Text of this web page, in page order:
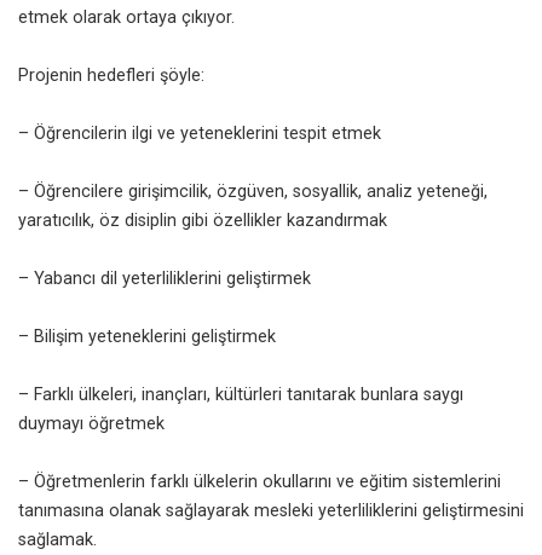
etmek olarak ortaya çıkıyor.
Projenin hedefleri şöyle:
– Öğrencilerin ilgi ve yeteneklerini tespit etmek
– Öğrencilere girişimcilik, özgüven, sosyallik, analiz yeteneği,
yaratıcılık, öz disiplin gibi özellikler kazandırmak
– Yabancı dil yeterliliklerini geliştirmek
– Bilişim yeteneklerini geliştirmek
– Farklı ülkeleri, inançları, kültürleri tanıtarak bunlara saygı
duymayı öğretmek
– Öğretmenlerin farklı ülkelerin okullarını ve eğitim sistemlerini
tanımasına olanak sağlayarak mesleki yeterliliklerini geliştirmesini
sağlamak.